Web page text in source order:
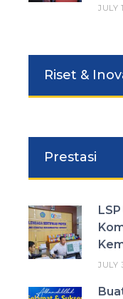
JULY
Riset &
Prestasi
JULY